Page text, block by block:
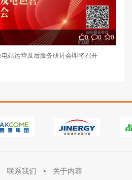
0 0 0
站运营及后服务研讨会即将召开
联系我们 • 关于内容